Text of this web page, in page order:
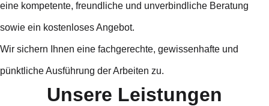
eine kompetente, freundliche und unverbindliche Beratung
sowie ein kostenloses Angebot.
Wir sichern Ihnen eine fachgerechte, gewissenhafte und
pünktliche Ausführung der Arbeiten zu.
Unsere Leistungen